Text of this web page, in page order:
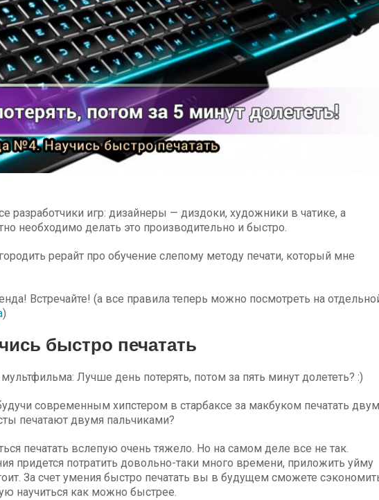
разработчики игр: дизайнеры — диздоки, художники в чатике, а
необходимо делать это производительно и быстро.
рерайт про обучение слепому методу печати, который мне
Встречайте! (а все правила теперь можно посмотреть на
)
быстро печатать
Лучше день потерять, потом за пять минут долететь? :)
современным хипстером в старбаксе за макбуком печатать
печатают двумя пальчиками?
печатать вслепую очень тяжело. Но на самом деле все не так.
придется потратить довольно-таки много времени, приложить уйму
За счет умения быстро печатать вы в будущем сможете
научиться как можно быстрее.